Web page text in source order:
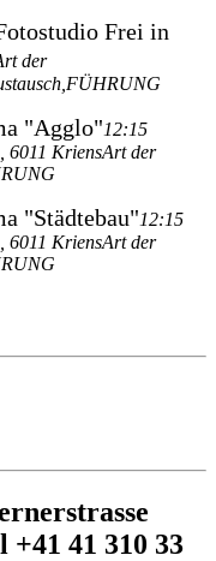
Frei in
der
FÜHRUNG
"Agglo"12:15
6011 KriensArt der
"Städtebau"12:15
6011 KriensArt der
+41 41 310 33